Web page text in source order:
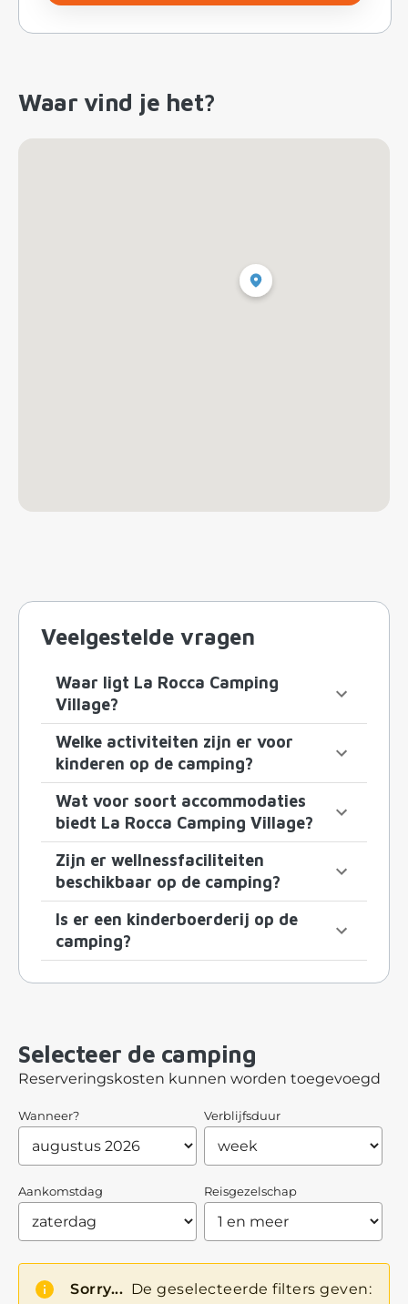
Waar vind je het?
Veelgestelde vragen
Waar ligt La Rocca Camping
Village?
Welke activiteiten zijn er voor
kinderen op de camping?
Wat voor soort accommodaties
biedt La Rocca Camping Village?
Zijn er wellnessfaciliteiten
beschikbaar op de camping?
Is er een kinderboerderij op de
camping?
Selecteer de camping